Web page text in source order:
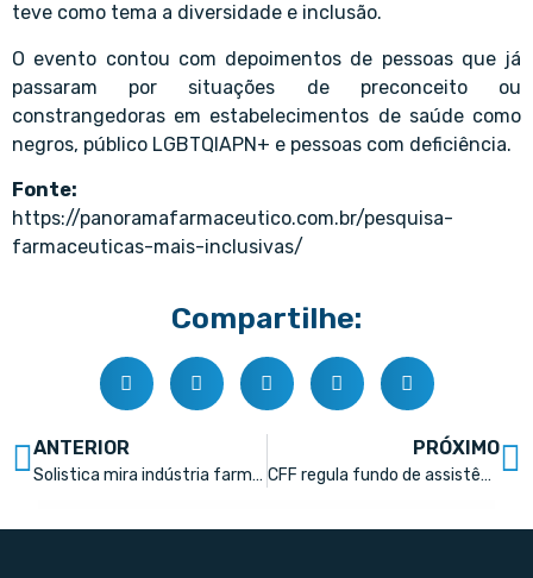
teve como tema a diversidade e inclusão.
O evento contou com depoimentos de pessoas que já
passaram por situações de preconceito ou
constrangedoras em estabelecimentos de saúde como
negros, público LGBTQIAPN+ e pessoas com deficiência.
Fonte:
https://panoramafarmaceutico.com.br/pesquisa-
farmaceuticas-mais-inclusivas/
Compartilhe:
ANTERIOR
Solistica mira indústria farmacêutica
PRÓXIMO
CFF regula fundo de assistência a farmacêuticos